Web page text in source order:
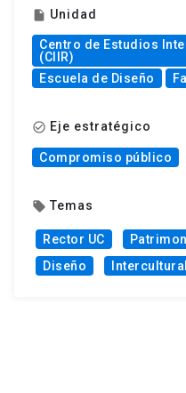
insert_drive_file Unidad
Centro de Estudios
(CIIR)
Escuela de Diseño
check_circle_outline Eje estratégico
Compromiso público
local_offer Temas
Rector UC
Diseño